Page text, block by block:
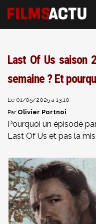
Last Of Us saison
semaine ? Et
Le 01/05/2025 à 13:10
Par Olivier Portnoi
Pourquoi un épisode
Last Of Us et pas la